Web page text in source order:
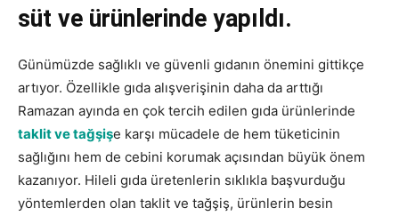
süt ve ürünlerinde yapıldı.
Günümüzde sağlıklı ve güvenli gıdanın önemini gittikçe
artıyor. Özellikle gıda alışverişinin daha da arttığı
Ramazan ayında en çok tercih edilen gıda ürünlerinde
taklit ve tağşişe karşı mücadele de hem tüketicinin
sağlığını hem de cebini korumak açısından büyük önem
kazanıyor. Hileli gıda üretenlerin sıklıkla başvurduğu
yöntemlerden olan taklit ve tağşiş, ürünlerin besin